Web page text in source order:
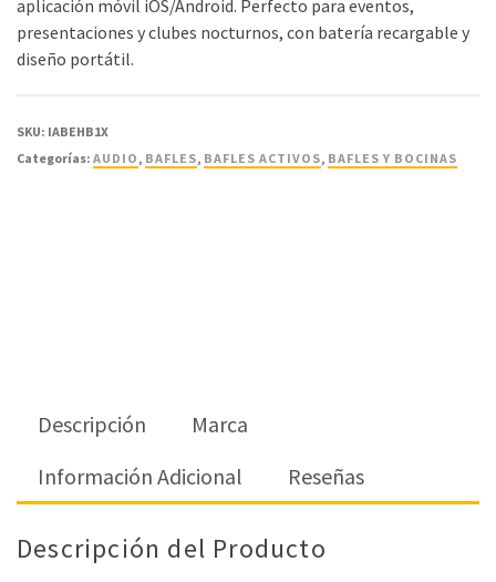
aplicación móvil iOS/Android. Perfecto para eventos,
presentaciones y clubes nocturnos, con batería recargable y
diseño portátil.
SKU: IABEHB1X
Categorías: AUDIO , BAFLES, BAFLES ACTIVOS, BAFLES Y BOCINAS
Descripción
Marca
Información Adicional
Reseñas
Descripción del Producto